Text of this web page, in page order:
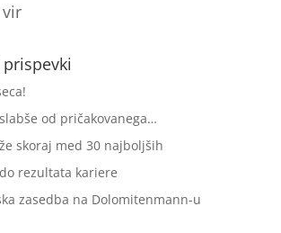
od pričakovanega…
skoraj med 30 najboljših
rezultata kariere
zasedba na Dolomitenmann-u